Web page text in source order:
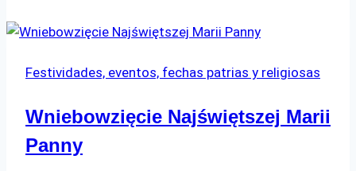
niños
adolescentes
Festividades, eventos, fechas patrias y religiosas
Wniebowzięcie Najświętszej Marii
Panny